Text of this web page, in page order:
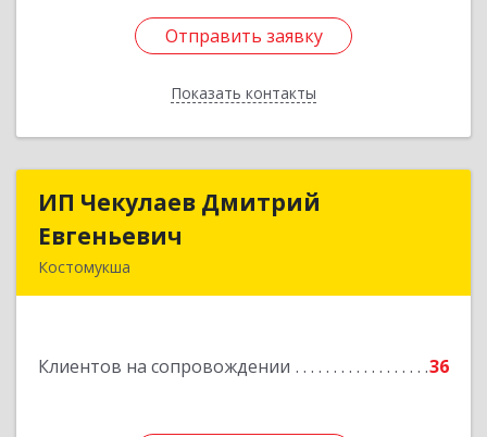
Отправить заявку
Показать контакты
Отправить заявку
Назад
ИП Чекулаев Дмитрий
Евгеньевич
Костомукша
Клиентов на сопровождении 36
ИП Чекулаев Дмитрий